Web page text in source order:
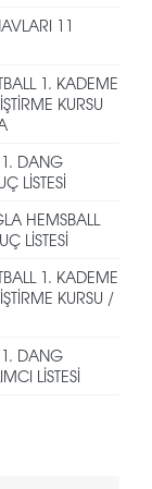
11
1. KADEME
KURSU
DANG
LİSTESİ
HEMSBALL
LİSTESİ
1. KADEME
KURSU /
DANG
LİSTESİ